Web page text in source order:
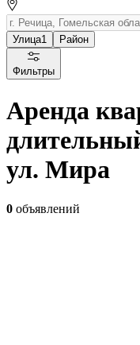
Улица1 Район
Фильтры
Аренда
ул. Мира
0 объявлений